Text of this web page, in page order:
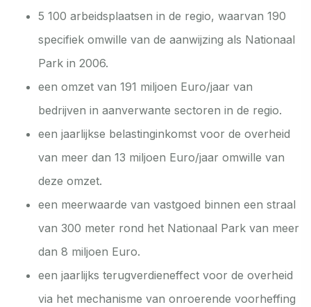
5 100 arbeidsplaatsen in de regio, waarvan 190
specifiek omwille van de aanwijzing als Nationaal
Park in 2006.
een omzet van 191 miljoen Euro/jaar van
bedrijven in aanverwante sectoren in de regio.
een jaarlijkse belastinginkomst voor de overheid
van meer dan 13 miljoen Euro/jaar omwille van
deze omzet.
een meerwaarde van vastgoed binnen een straal
van 300 meter rond het Nationaal Park van meer
dan 8 miljoen Euro.
een jaarlijks terugverdieneffect voor de overheid
via het mechanisme van onroerende voorheffing